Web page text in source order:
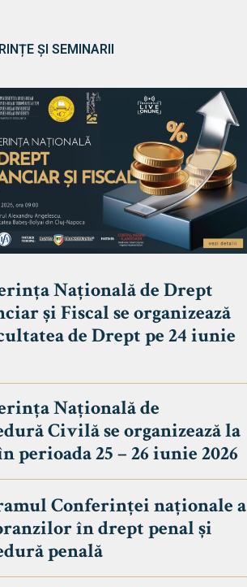
ȘI SEMINARII
Națională de Drept
și Fiscal se organizează
de Drept pe 24 iunie
Națională de
Civilă se organizează la
perioada 25 – 26 iunie 2026
Conferinței naționale a
în drept penal și
penală